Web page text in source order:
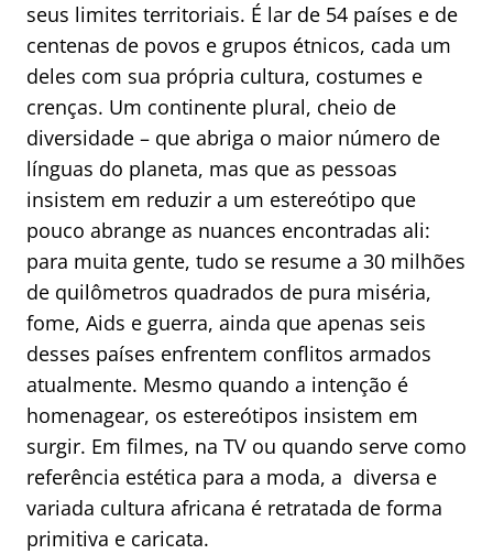
seus limites territoriais. É lar de 54 países e de
centenas de povos e grupos étnicos, cada um
deles com sua própria cultura, costumes e
crenças. Um continente plural, cheio de
diversidade – que abriga o maior número de
línguas do planeta, mas que as pessoas
insistem em reduzir a um estereótipo que
pouco abrange as nuances encontradas ali:
para muita gente, tudo se resume a 30 milhões
de quilômetros quadrados de pura miséria,
fome, Aids e guerra, ainda que apenas seis
desses países enfrentem conflitos armados
atualmente. Mesmo quando a intenção é
homenagear, os estereótipos insistem em
surgir. Em filmes, na TV ou quando serve como
referência estética para a moda, a diversa e
variada cultura africana é retratada de forma
primitiva e caricata.